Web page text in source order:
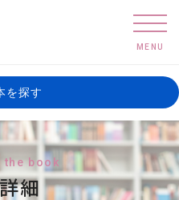
を探す
book
細
MENU